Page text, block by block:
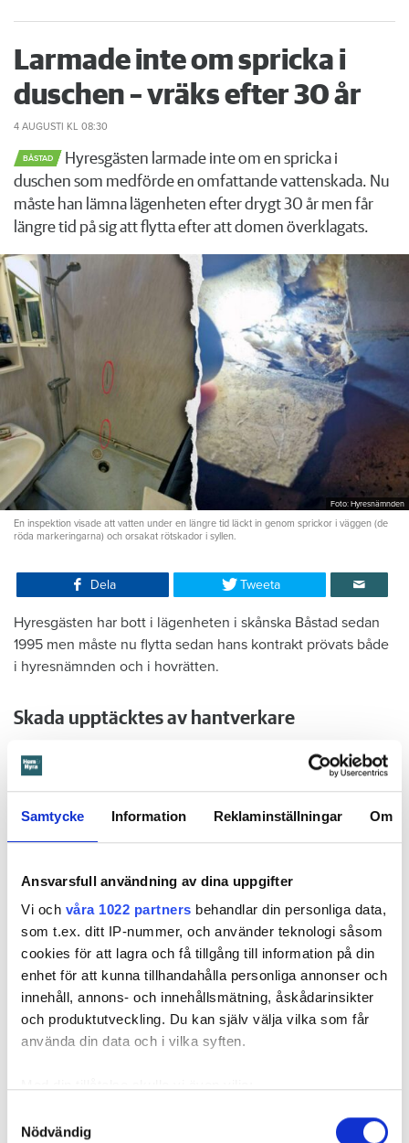
Samtycke Information Reklaminställningar Om
Ansvarsfull användning av dina uppgifter
Vi och våra 1022 partners behandlar din personliga data,
som t.ex. ditt IP-nummer, och använder teknologi såsom
cookies för att lagra och få tillgång till information på din
enhet för att kunna tillhandahålla personliga annonser och
innehåll, annons- och innehållsmätning, åskådarinsikter
och produktutveckling. Du kan själv välja vilka som får
använda din data och i vilka syften.
som kan ha en noggrannhet på upp till flera meter
Nödvändig
Larmade inte om spricka i
duschen – vräks efter 30 år
4 AUGUSTI KL 08:30
BÅSTAD
Hyresgästen larmade inte om en spricka i
duschen som medförde en omfattande vattenskada. Nu
måste han lämna lägenheten efter drygt 30 år men får
längre tid på sig att flytta efter att domen överklagats.
Foto: Hyresnämnden
En inspektion visade att vatten under en längre tid läckt in genom sprickor i väggen (de
röda markeringarna) och orsakat rötskador i syllen.
Dela Tweeta
Hyresgästen har bott i lägenheten i skånska Båstad sedan
1995 men måste nu flytta sedan hans kontrakt prövats både
i hyresnämnden och i hovrätten.
Skada upptäcktes av hantverkare
duschmunstycke under hösten förra året som en spricka i
plastmattan på väggen i duschen upptäcktes. Strax efter
detta lät värden ett företag göra en besiktning av
vattenskador.
Därför sade den privata hyresvärden upp hyreskontraktet
med hänvisning till att hyresgästen inte iakttagit sin så
kallade vårdplikt (se faktaruta). Eftersom han inte gick med
på att flytta fick hyresnämnden i Malmö pröva
uppsägningen.